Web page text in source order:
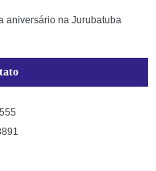
aniversário na Jurubatuba